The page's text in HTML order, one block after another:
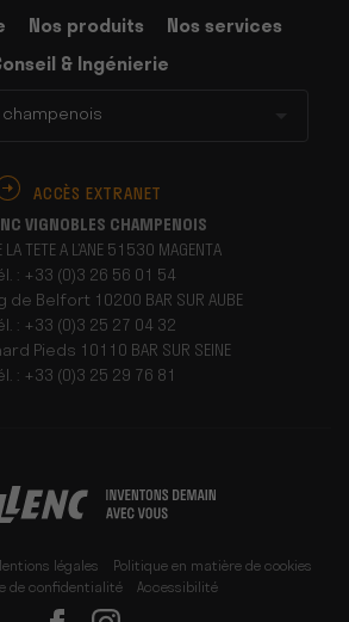
Nos produits
Nos services
& Ingénierie
champenois
ACCÈS EXTRANET
VIGNOBLES CHAMPENOIS
LA TETE A L’ANE 51530 MAGENTA
: +33 (0)3 26 56 01 54
de Belfort 10200 BAR SUR AUBE
: +33 (0)3 25 27 04 32
Pieds 10110 BAR SUR SEINE
: +33 (0)3 25 29 76 81
légales
Politique en matière de cookies
de confidentialité
Accessibilité